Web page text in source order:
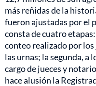
más reñidas de la
fueron ajustadas por el
consta de cuatro
conteo realizado por
las urnas; la segunda, a
cargo de jueces y
hace alusión la